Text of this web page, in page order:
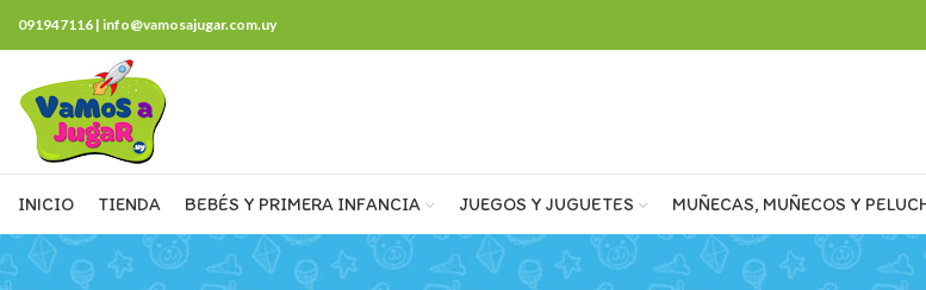
091947116 | info@vamosajugar.com.uy
INICIO TIENDA BEBÉS Y PRIMERA INFANCIA JUEGOS Y JUGUETES MUÑECAS, MUÑECOS Y